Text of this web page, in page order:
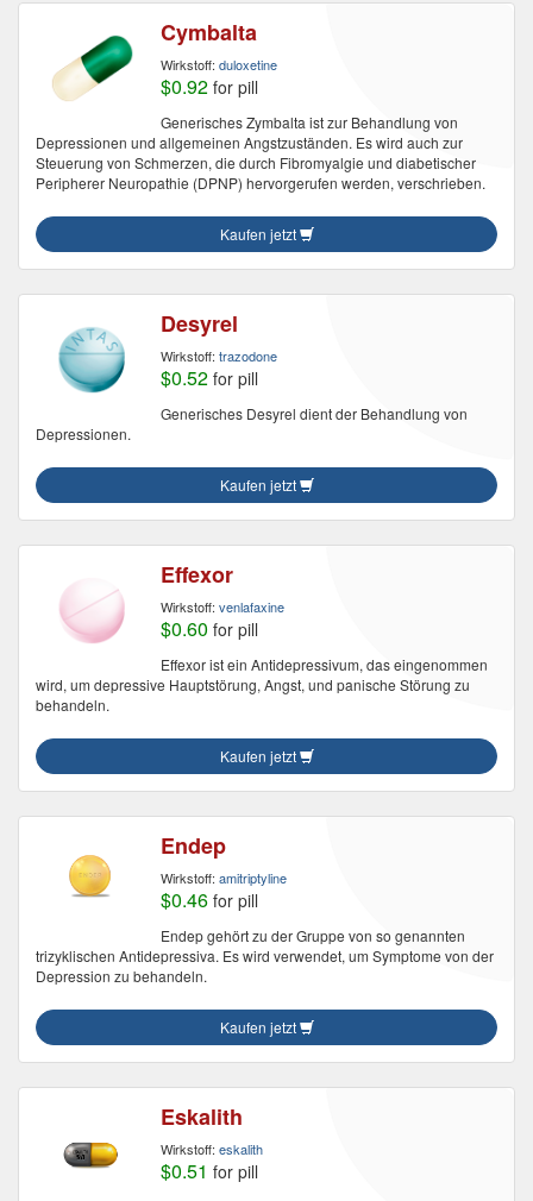
Cymbalta
Wirkstoff: duloxetine
$0.92 for pill
Generisches Zymbalta ist zur Behandlung von
Depressionen und allgemeinen Angstzuständen. Es wird auch zur
Steuerung von Schmerzen, die durch Fibromyalgie und diabetischer
Peripherer Neuropathie (DPNP) hervorgerufen werden, verschrieben.
Kaufen jetzt
Desyrel
Wirkstoff: trazodone
$0.52 for pill
Generisches Desyrel dient der Behandlung von
Depressionen.
Kaufen jetzt
Effexor
Wirkstoff: venlafaxine
$0.60 for pill
Effexor ist ein Antidepressivum, das eingenommen
wird, um depressive Hauptstörung, Angst, und panische Störung zu
behandeln.
Kaufen jetzt
Endep
Wirkstoff: amitriptyline
$0.46 for pill
Endep gehört zu der Gruppe von so genannten
trizyklischen Antidepressiva. Es wird verwendet, um Symptome von der
Depression zu behandeln.
Kaufen jetzt
Eskalith
Wirkstoff: eskalith
$0.51 for pill